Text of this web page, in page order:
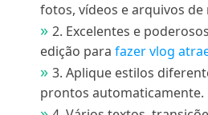
fotos, vídeos e arquivos de
2. Excelentes e
edição para fazer vlog
3. Aplique estilos
prontos automaticamente.